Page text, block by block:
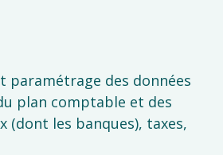
paramétrage des données
plan comptable et des
(dont les banques), taxes,